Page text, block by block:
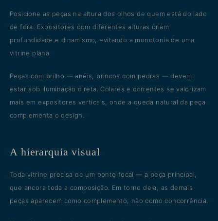
Posicione as peças na altura dos olhos de quem está do lado
de fora. Expositores com diferentes alturas criam
profundidade e dinamismo, evitando a monotonia de uma
vitrine plana.
Peças com brilho — anéis, brincos com pedras — devem
estar sob iluminação direta. Colares e correntes se valorizam
mais em expositores verticais, onde a queda natural da peça
complementa o design.
A hierarquia visual
Toda vitrine precisa de um ponto focal — a peça principal,
que ancora toda a composição. Em torno dela, as demais
peças aparecem como complemento, não como concorrência.